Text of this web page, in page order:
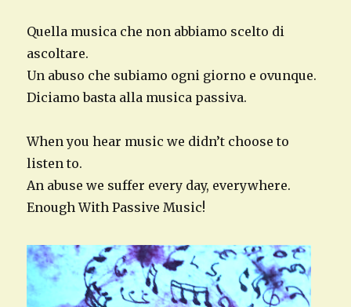
Quella musica che non abbiamo scelto di
ascoltare.
Un abuso che subiamo ogni giorno e ovunque.
Diciamo basta alla musica passiva.
When you hear music we didn’t choose to
listen to.
An abuse we suffer every day, everywhere.
Enough With Passive Music!